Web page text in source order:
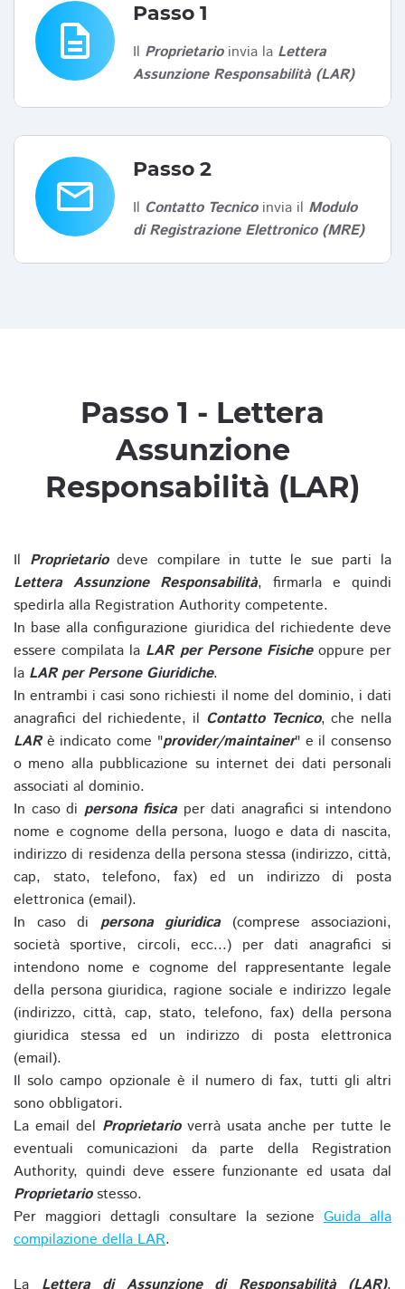
description
Passo 1
Il Proprietarioinvia la Lettera
Assunzione Responsabilità (LAR)
email
Passo 2
Il Contatto Tecnicoinvia il Modulo
di Registrazione Elettronico (MRE)
Passo 1 - Lettera
Assunzione
Responsabilità (LAR)
Il Proprietariodeve compilare in tutte le sue parti la
Lettera Assunzione Responsabilità, firmarla e quindi
spedirla alla Registration Authority competente.
In base alla configurazione giuridica del richiedente deve
essere compilata la LAR per Persone Fisicheoppure per
la LAR per Persone Giuridiche.
In entrambi i casi sono richiesti il nome del dominio, i dati
anagrafici del richiedente, il Contatto Tecnico, che nella
LARè indicato come "provider/maintainer" e il consenso
o meno alla pubblicazione su internet dei dati personali
associati al dominio.
In caso di persona fisicaper dati anagrafici si intendono
nome e cognome della persona, luogo e data di nascita,
indirizzo di residenza della persona stessa (indirizzo, città,
cap, stato, telefono, fax) ed un indirizzo di posta
elettronica (email).
In caso di persona giuridica(comprese associazioni,
società sportive, circoli, ecc...) per dati anagrafici si
intendono nome e cognome del rappresentante legale
della persona giuridica, ragione sociale e indirizzo legale
(indirizzo, città, cap, stato, telefono, fax) della persona
giuridica stessa ed un indirizzo di posta elettronica
(email).
Il solo campo opzionale è il numero di fax, tutti gli altri
sono obbligatori.
La email del Proprietarioverrà usata anche per tutte le
eventuali comunicazioni da parte della Registration
Authority, quindi deve essere funzionante ed usata dal
Proprietariostesso.
Per maggiori dettagli consultare la sezione Guida alla
compilazione della LAR.